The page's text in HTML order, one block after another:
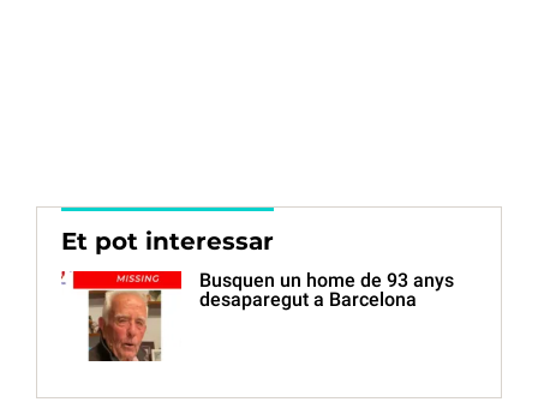
Et pot interessar
Busquen un home de 93 anys
desaparegut a Barcelona